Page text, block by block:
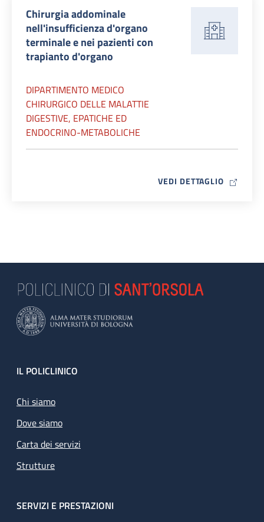
Chirurgia addominale
nell'insufficienza d'organo
terminale e nei pazienti con
trapianto d'organo
DIPARTIMENTO MEDICO
CHIRURGICO DELLE MALATTIE
DIGESTIVE, EPATICHE ED
ENDOCRINO-METABOLICHE
VEDI DETTAGLIO MAP ICON
Footer
IL POLICLINICO
Chi siamo
Dove siamo
Carta dei servizi
Strutture
SERVIZI E PRESTAZIONI